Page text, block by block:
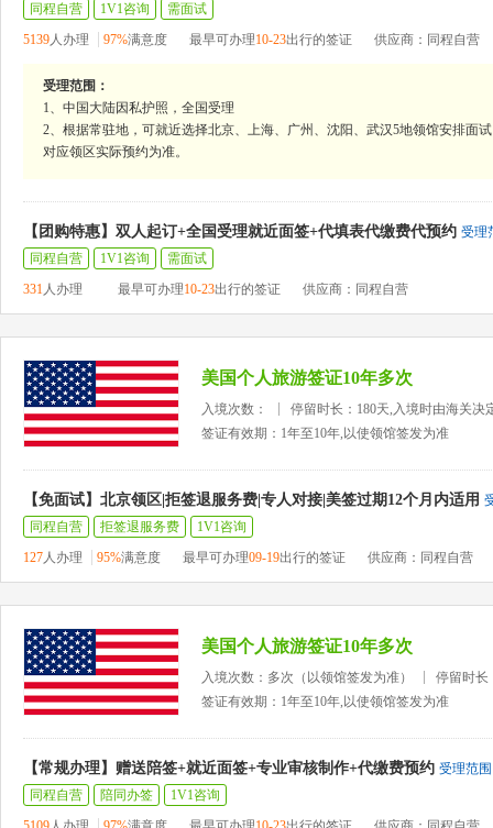
同程自营
1V1咨询
需面试
5139人办理 97%满意度 最早可办理10-23出行的签证 供应商：同程自营
受理范围：
1、中国大陆因私护照，全国受理
2、根据常驻地，可就近选择北京、上海、广州、沈阳、武汉5地领馆安排面
对应领区实际预约为准。
【团购特惠】双人起订+全国受理就近面签+代填表代缴费代预约 受理
同程自营
1V1咨询
需面试
331人办理 最早可办理10-23出行的签证 供应商：同程自营
美国个人旅游签证10年多次
入境次数：
停留时长：180天,入境时由海关决
签证有效期：1年至10年,以使领馆签发为准
【免面试】北京领区|拒签退服务费|专人对接|美签过期12个月内适用
同程自营
拒签退服务费
1V1咨询
127人办理 95%满意度 最早可办理09-19出行的签证 供应商：同程自营
美国个人旅游签证10年多次
入境次数：多次（以领馆签发为准）
停留时长
签证有效期：1年至10年,以使领馆签发为准
【常规办理】赠送陪签+就近面签+专业审核制作+代缴费预约 受理范围
同程自营
陪同办签
1V1咨询